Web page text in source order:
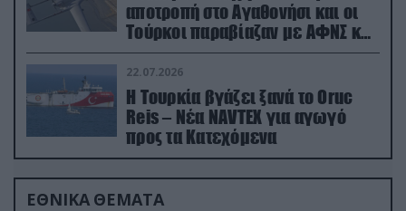
αποτροπή στο Αγαθονήσι και οι
Τούρκοι παραβίαζαν με ΑΦΝΣ και
drone
22.07.2026
Η Τουρκία βγάζει ξανά το Oruc
Reis – Νέα NAVTEX για αγωγό
προς τα Κατεχόμενα
ΕΘΝΙΚΑ ΘΕΜΑΤΑ